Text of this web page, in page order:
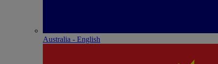
Australia - English